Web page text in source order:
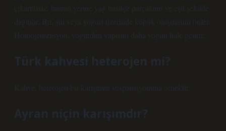
çıkarılmaz, bunun yerine yağ basitçe parçalanır ve eşit şekilde
dağıtılır. Bu, süt veya yoğurt üzerinde köpük oluşmasını önler.
Homojenizasyon, yoğurdun yapısını daha yoğun hale getirir.
Türk kahvesi heterojen mi?
Kahve, heterojen bir karışımın süspansiyonuna örnektir.
Ayran niçin karışımdır?